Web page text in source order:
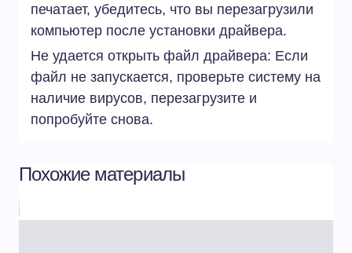
печатает, убедитесь, что вы перезагрузили
компьютер после установки драйвера.
Не удается открыть файл драйвера: Если
файл не запускается, проверьте систему на
наличие вирусов, перезагрузите и
попробуйте снова.
Похожие материалы